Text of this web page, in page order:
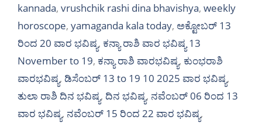
kannada, vrushchik rashi dina bhavishya, weekly
horoscope, yamaganda kala today, ಅಕ್ಟೋಬರ್‌ 13
ರಿಂದ 20 ವಾರ ಭವಿಷ್ಯ, ಕನ್ಯಾ ರಾಶಿ ವಾರ ಭವಿಷ್ಯ 13
November to 19, ಕನ್ಯಾ ರಾಶಿ ವಾರಭವಿಷ್ಯ, ಕುಂಭರಾಶಿ
ವಾರಭವಿಷ್ಯ, ಡಿಸೆಂಬರ್ 13 to 19 10 2025 ವಾರ ಭವಿಷ್ಯ,
ತುಲಾ ರಾಶಿ ದಿನ ಭವಿಷ್ಯ, ದಿನ ಭವಿಷ್ಯ, ನವೆಂಬರ್ 06 ರಿಂದ 13
ವಾರ ಭವಿಷ್ಯ, ನವೆಂಬರ್ 15 ರಿಂದ 22 ವಾರ ಭವಿಷ್ಯ,